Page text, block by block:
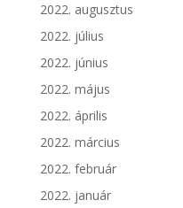
2022. augusztus
2022. július
2022. június
2022. május
2022. április
2022. március
2022. február
2022. január